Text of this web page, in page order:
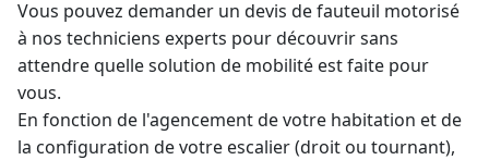
Vous pouvez demander un devis de fauteuil motorisé
à nos techniciens experts pour découvrir sans
attendre quelle solution de mobilité est faite pour
vous.
En fonction de l'agencement de votre habitation et de
la configuration de votre escalier (droit ou tournant),